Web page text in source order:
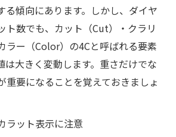
る傾向にあります。しかし、ダイヤ
ト数でも、カット（Cut）・クラリ
ラー（Color）の4Cと呼ばれる要素
は大きく変動します。重さだけでな
重要になることを覚えておきましょ
ラット表示に注意